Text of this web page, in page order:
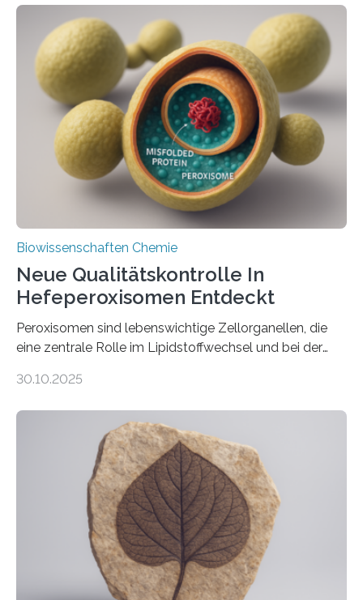
Biowissenschaften Chemie
Neue Qualitätskontrolle In
Hefeperoxisomen Entdeckt
Peroxisomen sind lebenswichtige Zellorganellen, die
eine zentrale Rolle im Lipidstoffwechsel und bei der
erfüllen können, müssen zahlreiche Enzyme präzise in
der Ruhr-Universität Bochum um Prof. Dr. Ralf Erdmann
und Dr. Ismaila Francis Yusuf hat nun einen bislang
unbekannten Qualitätskontrollmechanismus des
peroxisomalen Proteintransports in der Bäckerhefe
Saccharomyces cerevisiae entdeckt, der für die
Funktionsfähigkeit der Organellen entscheidend ist. Die
Studie wurde am 28. Oktober 2025 in der
Fachzeitschrift…
30.10.2025